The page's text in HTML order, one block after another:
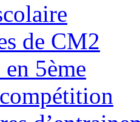
de CM2
en 5ème